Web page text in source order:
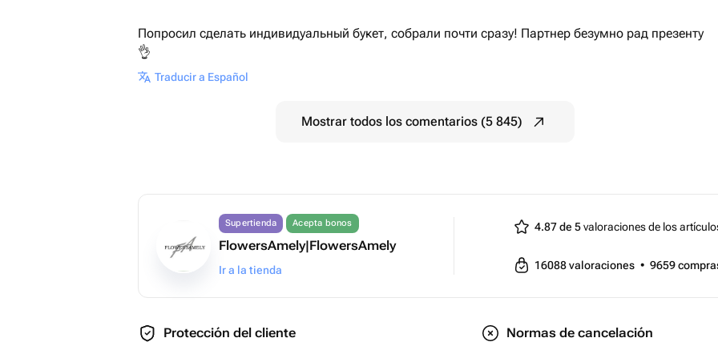
Попросил сделать индивидуальный букет, собрали почти сразу! Партнер безумно рад презенту
👌
Traducir a Español
Mostrar todos los comentarios (5 845)
Supertienda Acepta bonos
FlowersAmely|FlowersAmely
Ir a la tienda
4.87 de 5valoraciones de los
16088valoraciones • 9659
Protección del cliente Normas de cancelación